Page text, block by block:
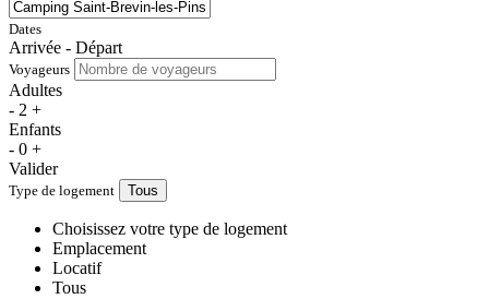
Dates
Arrivée - Départ
Voyageurs
Adultes
- 2 +
Enfants
- 0 +
Valider
Type de logement Tous
Choisissez votre type de logement
Emplacement
Locatif
Tous